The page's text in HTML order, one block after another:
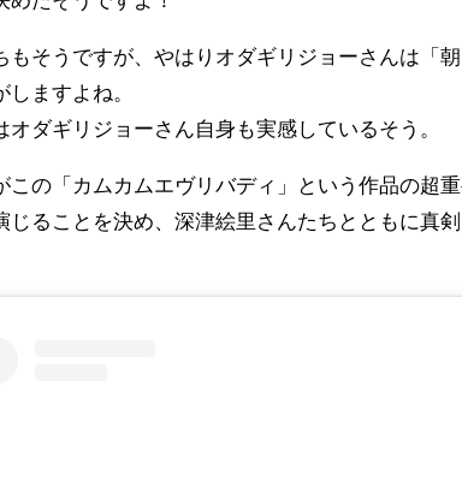
もそうですが、やはりオダギリジョーさんは「
しますよね。
オダギリジョーさん自身も実感しているそう。
この「カムカムエヴリバディ」という作品の超
じることを決め、深津絵里さんたちとともに真